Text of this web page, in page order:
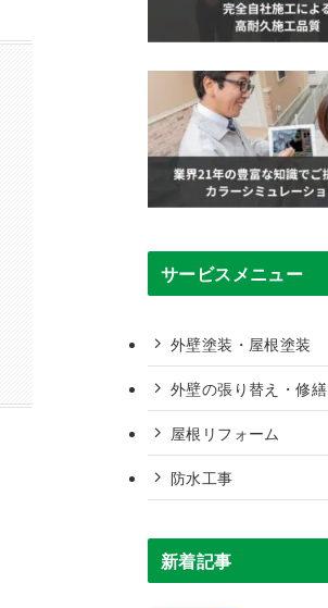
サービスメニュー
外壁塗装・屋根塗装
外壁の張り替え・修繕
屋根リフォーム
防水工事
新着記事